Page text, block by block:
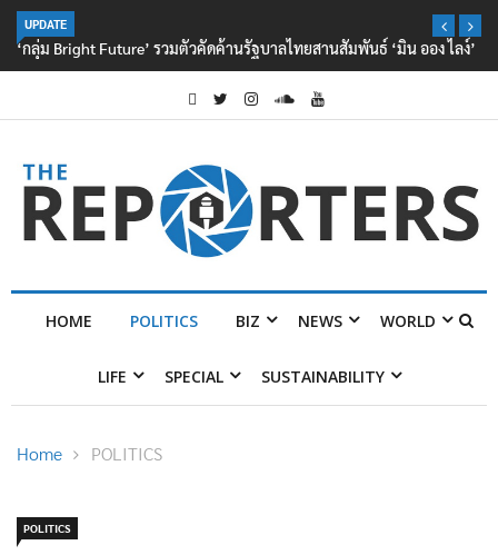
UPDATE
‘กลุ่ม Bright Future’ รวมตัวคัดค้านรัฐบาลไทยสานสัมพันธ์ ‘มิน ออง ไลง์’
HOME POLITICS BIZ NEWS WORLD
LIFE SPECIAL SUSTAINABILITY
Home POLITICS
POLITICS